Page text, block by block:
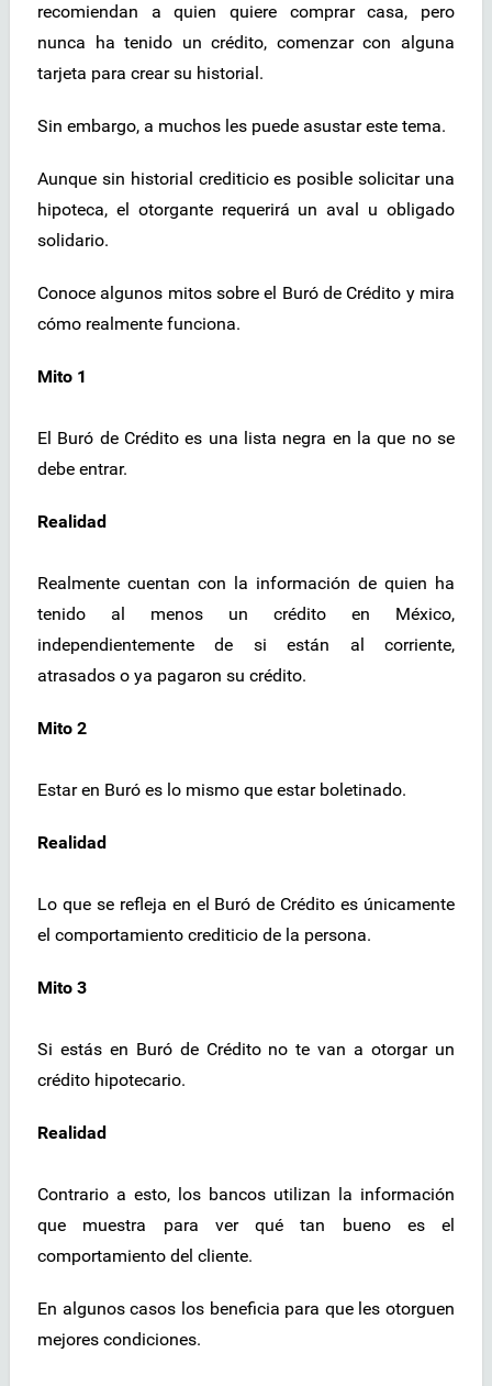
recomiendan a quien quiere comprar casa, pero
nunca ha tenido un crédito, comenzar con alguna
tarjeta para crear su historial.
Sin embargo, a muchos les puede asustar este tema.
Aunque sin historial crediticio es posible solicitar una
hipoteca, el otorgante requerirá un aval u obligado
solidario.
Conoce algunos mitos sobre el Buró de Crédito y mira
cómo realmente funciona.
Mito 1
El Buró de Crédito es una lista negra en la que no se
debe entrar.
Realidad
Realmente cuentan con la información de quien ha
tenido al menos un crédito en México,
independientemente de si están al corriente,
atrasados o ya pagaron su crédito.
Mito 2
Estar en Buró es lo mismo que estar boletinado.
Realidad
Lo que se refleja en el Buró de Crédito es únicamente
el comportamiento crediticio de la persona.
Mito 3
Si estás en Buró de Crédito no te van a otorgar un
crédito hipotecario.
Realidad
Contrario a esto, los bancos utilizan la información
que muestra para ver qué tan bueno es el
comportamiento del cliente.
En algunos casos los beneficia para que les otorguen
mejores condiciones.